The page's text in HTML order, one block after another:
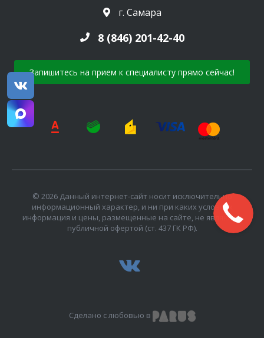
г. Самара
8 (846) 201-42-40
Запишитесь на прием к специалисту прямо сейчас!
© 2026 Данный интернет-сайт носит исключительно
информационный характер, и ни при каких условиях
информация и цены, размещенные на сайте, не являются
публичной офертой (ст. 437 ГК РФ).
Сделано с любовью в